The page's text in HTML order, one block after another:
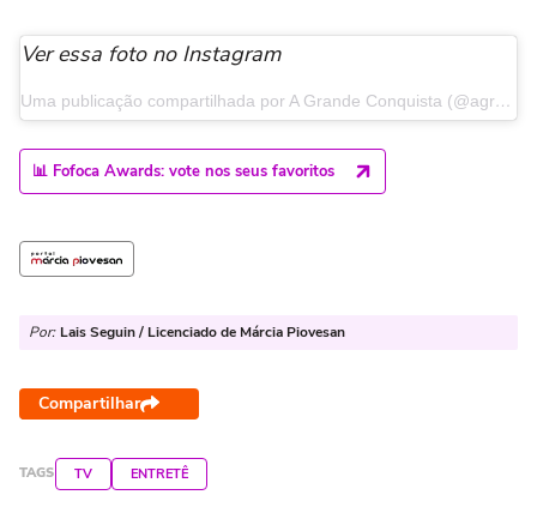
Ver essa foto no Instagram
Uma publicação compartilhada por A Grande Conquista (@agrandeconquista)
📊 Fofoca Awards: vote nos seus favoritos
Por: Lais Seguin / Licenciado de Márcia Piovesan
Compartilhar
TAGS TV ENTRETÊ